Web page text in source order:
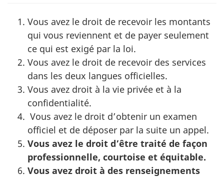
Vous avez le droit de recevoir les montants
qui vous reviennent et de payer seulement
ce qui est exigé par la loi.
Vous avez le droit de recevoir des services
dans les deux langues officielles.
Vous avez droit à la vie privée et à la
confidentialité.
Vous avez le droit d’obtenir un examen
officiel et de déposer par la suite un appel.
Vous avez le droit d’être traité de façon
professionnelle, courtoise et équitable.
Vous avez droit à des renseignements